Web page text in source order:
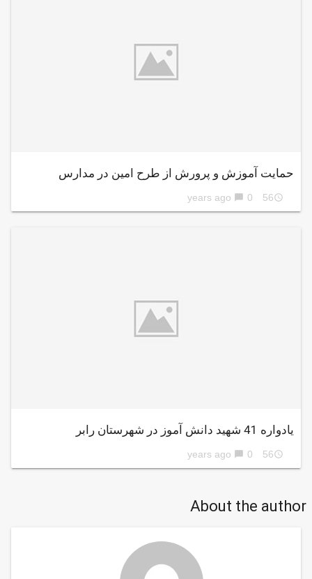
حمایت آموزش و پرورش از طرح امین در مدارس
access_time
56 years ago
chat_bubble 0
یادواره 41 شهید دانش آموز در شهرستان رابر
access_time
56 years ago
chat_bubble 0
About the author